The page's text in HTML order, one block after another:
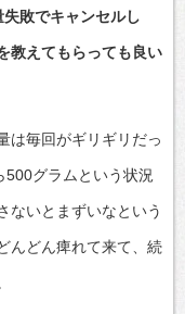
敗でキャンセルし
教えてもらっても良い
は毎回がギリギリだっ
グラムという状況
ないとまずいなという
んどん痺れて来て、続